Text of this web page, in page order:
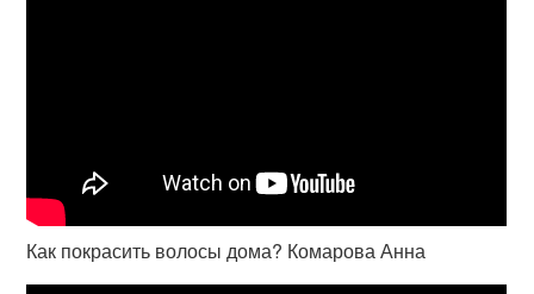
Как покрасить волосы дома? Комарова Анна